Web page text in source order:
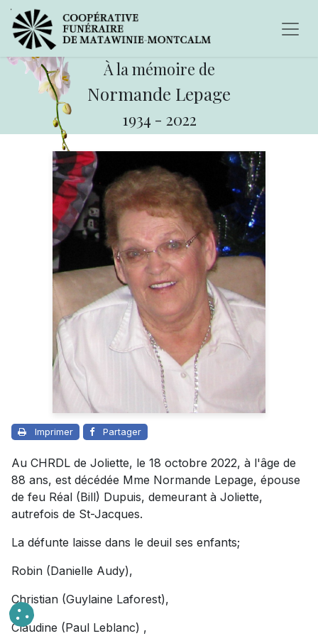
À la mémoire de
Normande Lepage
1934 - 2022
Imprimer Partager
Au CHRDL de Joliette, le 18 octobre 2022, à l'âge de
88 ans, est décédée Mme Normande Lepage, épouse
de feu Réal (Bill) Dupuis, demeurant à Joliette,
autrefois de St-Jacques.
La défunte laisse dans le deuil ses enfants;
Robin (Danielle Audy),
Christian (Guylaine Laforest),
Claudine (Paul Leblanc) ,